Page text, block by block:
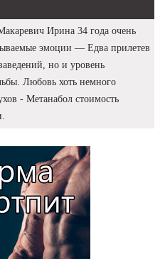
Ирина 34 года очень
эмоции — Едва прилетев
но и уровень
Любовь хоть немного
- Метанабол стоимость